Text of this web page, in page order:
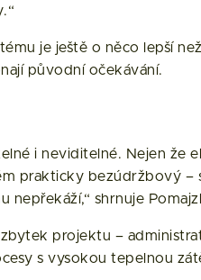
je ještě o něco lepší
původní očekávání.
i neviditelné. Nejen že
prakticky bezúdržbový
nepřekáží,“ shrnuje
projektu –
s vysokou tepelnou